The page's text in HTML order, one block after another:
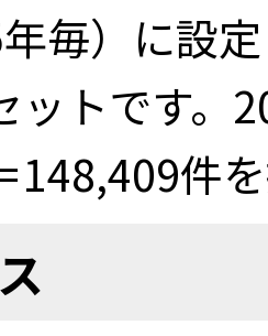
毎）に設
ットです。
148,409件